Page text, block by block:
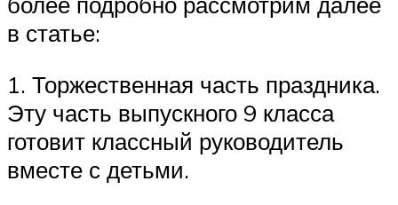
в статье:
1. Торжественная часть праздника.
Эту часть выпускного 9 класса
готовит классный руководитель
вместе с детьми.